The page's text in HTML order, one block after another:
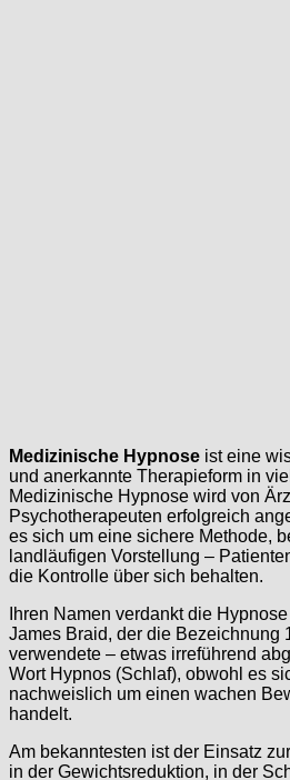
Medizinische Hypnose ist eine
und anerkannte Therapieform in
Medizinische Hypnose wird von
Psychotherapeuten erfolgreich
es sich um eine sichere Methode,
landläufigen Vorstellung –
die Kontrolle über sich behalten.
Ihren Namen verdankt die
James Braid, der die Bezeichnung
verwendete – etwas irreführend
Wort Hypnos (Schlaf), obwohl es
nachweislich um einen wachen
handelt.
Am bekanntesten ist der Einsatz zur
in der Gewichtsreduktion, in der